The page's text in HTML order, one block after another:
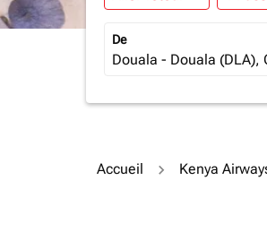
De
Accueil Kenya